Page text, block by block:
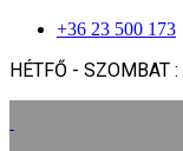
+36 23 500 173
HÉTFŐ - SZOMBAT